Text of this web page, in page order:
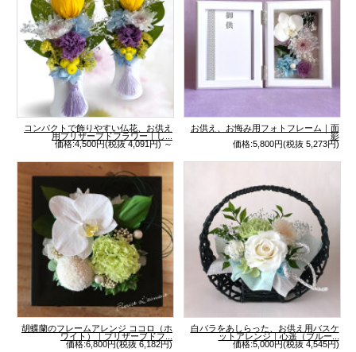
コンパクトで飾りやすい仏花、お供え
用プリザーブドフラワー｜し...
価格:4,500円(税抜 4,091円)～
お供え、お悔み用フォトフレーム｜面
影
価格:5,800円(税抜 5,273円)
胡蝶蘭のフレームアレンジ ココロ（ホ
ワイト）｜プリザーブドフ...
価格:6,800円(税抜 6,182円)
白バラをあしらった、お供え用バスケ
ットアレンジ｜心遥（ブルー...
価格:5,000円(税抜 4,545円)